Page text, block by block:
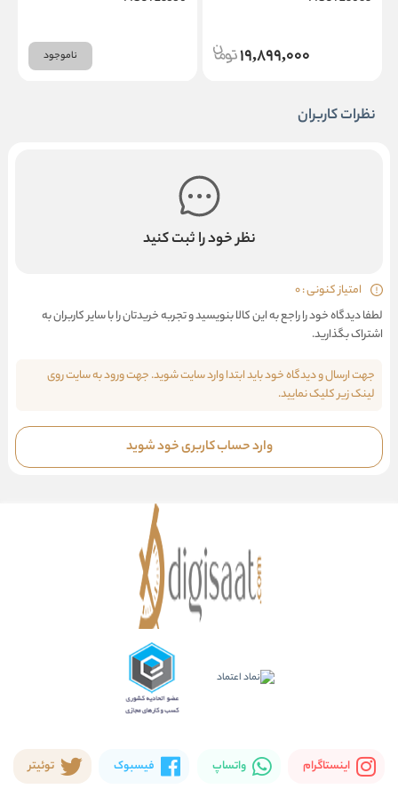
19,899,000 ناموجود
نظرات کاربران
نظر خود را ثبت کنید
امتیاز کنونی : 0
لطفا دیدگاه خود را راجع به این کالا بنویسید و تجربه خریدتان را با سایر کاربران به
اشتراک بگذارید.
جهت ارسال و دیدگاه خود باید ابتدا وارد سایت شوید. جهت ورود به سایت روی
لینک زیر کلیک نمایید.
وارد حساب کاربری خود شوید
اینستاگرام واتساپ فیسبوک توئیتر